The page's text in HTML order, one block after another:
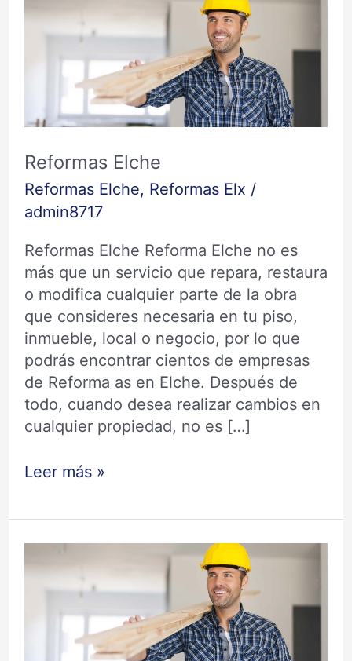
Reformas Elche
Reformas Elche, Reformas Elx /
admin8717
Reformas Elche Reforma Elche no es
más que un servicio que repara, restaura
o modifica cualquier parte de la obra
que consideres necesaria en tu piso,
inmueble, local o negocio, por lo que
podrás encontrar cientos de empresas
de Reforma as en Elche. Después de
todo, cuando desea realizar cambios en
cualquier propiedad, no es […]
Elche
Leer más »
Reformas
Elche